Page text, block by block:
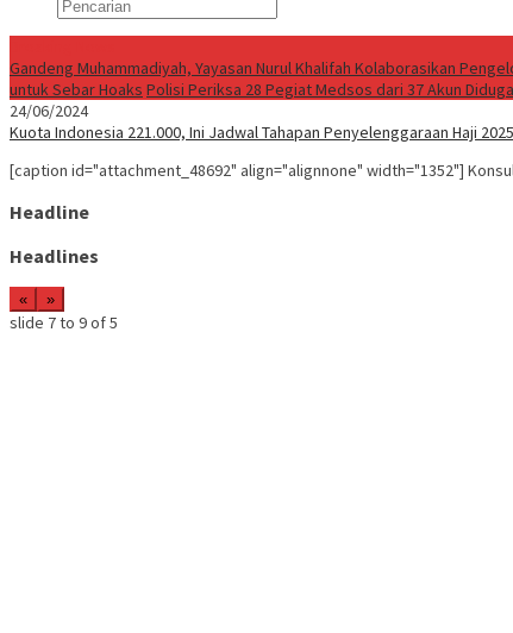
Gandeng Muhammadiyah, Yayasan Nurul Khalifah Kolaborasikan
untuk Sebar Hoaks Polisi Periksa 28 Pegiat Medsos dari 37 Akun
24/06/2024
Kuota Indonesia 221.000, Ini Jadwal Tahapan Penyelenggaraan Haji 2025
[caption id="attachment_48692" align="alignnone" width="1352"]
Headline
Headlines
« »
slide 7 to 9of 5